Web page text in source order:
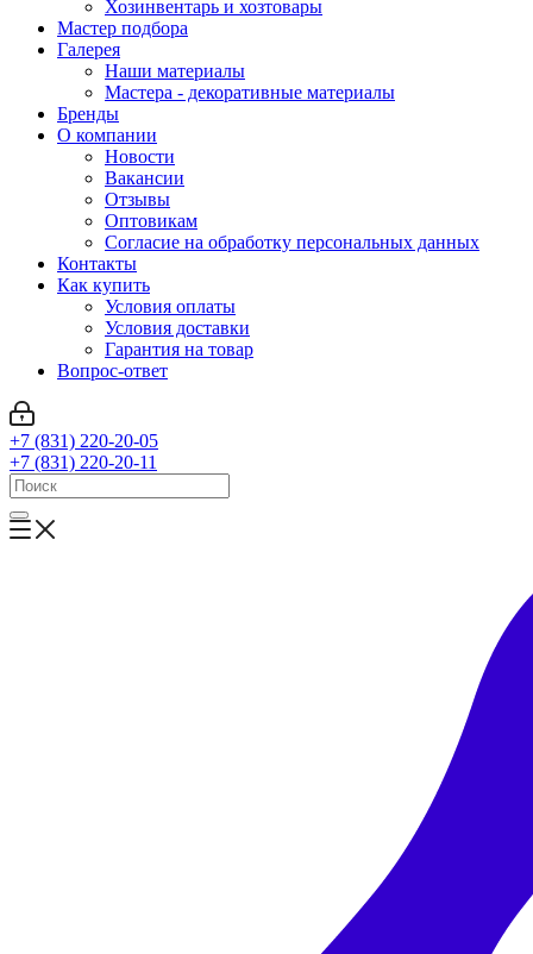
Хозинвентарь и хозтовары
Мастер подбора
Галерея
Наши материалы
Мастера - декоративные материалы
Бренды
О компании
Новости
Вакансии
Отзывы
Оптовикам
Cогласие на обработку персональных данных
Контакты
Как купить
Условия оплаты
Условия доставки
Гарантия на товар
Вопрос-ответ
+7 (831) 220-20-05
+7 (831) 220-20-11